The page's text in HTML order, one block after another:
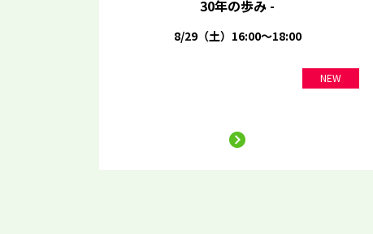
30年の歩み -
8/29（土）16:00～18:00
NEW